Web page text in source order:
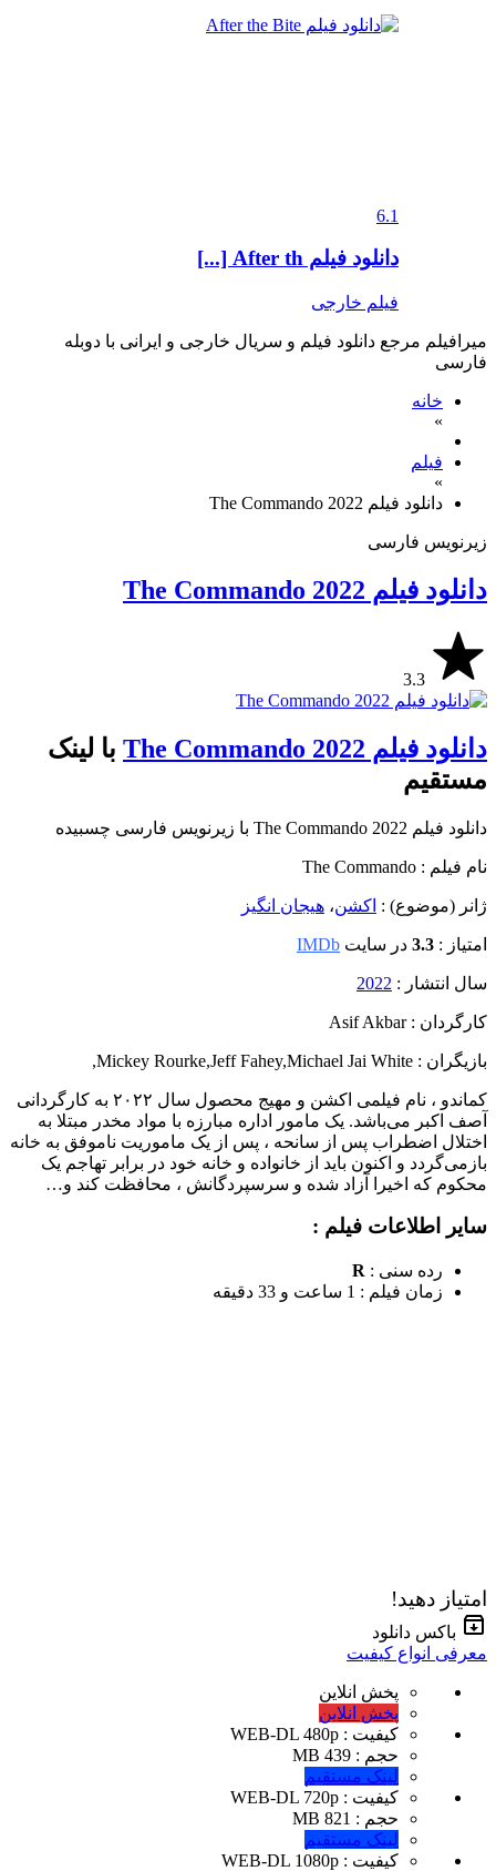
6.1
دانلود فیلم After th [...]
فیلم خارجی
میرافیلم مرجع دانلود فیلم و سریال خارجی و ایرانی با دوبله
فارسی
خانه
»
فیلم
»
دانلود فیلم The Commando 2022
زیرنویس فارسی
دانلود فیلم The Commando 2022
3.3
دانلود فیلم The Commando 2022
با لینک
مستقیم
دانلود فیلم The Commando 2022 با زیرنویس فارسی چسبیده
نام فیلم : The Commando
ژانر (موضوع) : اکشن، هیجان انگیز
امتیاز : 3.3 در سایت IMDb
سال انتشار : 2022
کارگردان : Asif Akbar
بازیگران : Mickey Rourke ,Jeff Fahey,Michael Jai White
,
کماندو ، نام فیلمی اکشن و مهیج محصول سال ۲۰۲۲ به کارگردانی
آصف اکبر می‌باشد. یک مامور اداره مبارزه با مواد مخدر مبتلا به
اختلال اضطراب پس از سانحه ، پس از یک ماموریت ناموفق به خانه
بازمی‌گردد و اکنون باید از خانواده و خانه خود در برابر تهاجم یک
محکوم که اخیرا آزاد شده و سرسپردگانش ، محافظت کند و…
سایر اطلاعات فیلم :
رده سنی : R
زمان فیلم : 1 ساعت و 33 دقیقه
امتیاز دهید!
باکس دانلود
معرفی انواع کیفیت
پخش انلاین
پخش انلاین
کیفیت : WEB-DL 480p
حجم : 439 MB
لینک مستقیم
کیفیت : WEB-DL 720p
حجم : 821 MB
لینک مستقیم
کیفیت : WEB-DL 1080p